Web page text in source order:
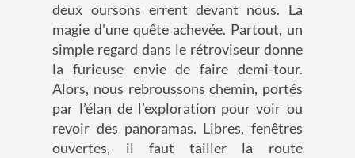
deux oursons errent devant nous. La
magie d'une quête achevée. Partout, un
simple regard dans le rétroviseur donne
la furieuse envie de faire demi-tour.
Alors, nous rebroussons chemin, portés
par l’élan de l’exploration pour voir ou
revoir des panoramas. Libres, fenêtres
ouvertes, il faut tailler la route